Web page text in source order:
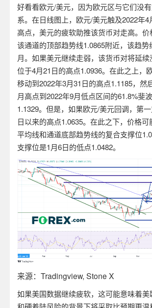
好看看欧元/美元，因为欧元区与它们没
系。在日线图上，欧元/美元触及2022年4
高点，美元的疲软助推该货币对走高。
该通道的顶部趋势线1.0865附近，该趋势
月。如果美元继续走弱，该货币对将延
位于4月21日的高点1.0936。在此之上，
移动到2022年3月31日的高点1.1185，然
月高点到2022年9月低点区间的61.8%斐
1.1329。但是，如果欧元/美元回调，第
日以来的高点1.0635。在此之下，价格可
平均线和通道底部趋势线的复合支撑位
支撑位是1月6日的低点1.0482。
来源： Tradingview, Stone X
如果美国数据继续疲软，这可能意味着